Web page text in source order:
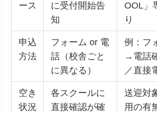
ース
に受付開始告
知
OOL」
り
申込
方法
フォーム or 電
話（校舎ごと
に異なる）
例：フ
→電話
／直接
空き
状況
各スクールに
直接確認が確
送迎対
用の有